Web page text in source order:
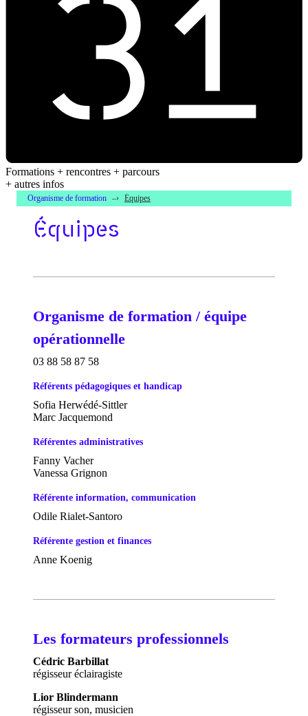
Formations + rencontres + parcours
+ autres infos
Organisme de formation Équipes
Équipes
Organisme de formation / équipe
opérationnelle
03 88 58 87 58
Référents pédagogiques et handicap
Sofia Herwédé-Sittler
Marc Jacquemond
Référentes administratives
Fanny Vacher
Vanessa Grignon
Référente information, communication
Odile Rialet-Santoro
Référente gestion et finances
Anne Koenig
Les formateurs professionnels
Cédric Barbillat
régisseur éclairagiste
Lior Blindermann
régisseur son, musicien